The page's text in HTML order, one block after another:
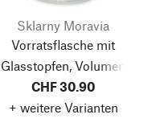
Sklarny Moravia
Vorratsflasche mit
Glasstopfen, Volumen
1000 ml
CHF 30.90
+ weitere Varianten